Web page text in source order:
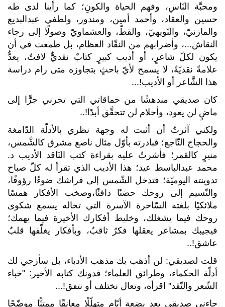
ومحبَّة النّاسِ، وفهم الحياة والكونِ؛ كما رأينا لدى طه
حسين والعقاد، وأحمد أمين، ومندور، ولطفي عبدالبديع
والمازنيّ، والنّويهيّ، والقطّ، والعشماويّ وصولًا إلى رجاء
النقاش...، وأضرابهم من النقّاد العظام، بل طمعت في أن
يكون لكلّ شاعرٍ، أو أديب كبيرٍ كتابٌ نقديٌّ لافتٌ، يعدُّ
علامةً نقديّةً، لا يسمح لأيّ باحثٍ بتجاوزه متى رام دراسة
هذا الشَّاعر أو الأديب...!
كان صديقي مندهشًا من حماقاتي التي تجرني جرًّا إلى
ماضٍ لن يعود، وأحلام لن تتحقَّق أبدًا ..!
ولكني آثرتُ أن أثبت له وجهة نظري بالأدلّة الدّامغة
والحجاج النّاجع؛ فبادرته بأوّل مثال ناصع مشرق كالشَّمس،
منيرٍ كالقمر؛ فأشرتُ عليه بقراءة كتب النّاقد الأديب د.
محمد عبدالباسط عيد؛ هذا الأديب الذي تقرأ له كلّ صباح
تدوينته اليوميّة؛ فتدخل الشّمس إلى فراشك ضوءًا رؤوفًا،
والنّسيم إلى روحك حضنًا دافئًا،وصخب الأفكار همسًا
ملائكيًا بلغته السّاحرة الآسرة التي تخاله يسمع شكوى
روحك فيما يشغلك، وخليط أفكارك الأخيرة فيما يهمك؛
فيجيبك بمشاعر يعقلها فكرٌ ثاقبٌ، وبأفكار يغلّفها قلبٌ
عاشق..!
قلت لصديقي: لن أذهب بك مذهب الأدباء، بل سأزجي لك
أدلّة الحكماء، وطرائق العلماء؛ فدونك كتابه الأخير: "خباء
الشّعر والنّقد" اقرأه، وتعال نختلف أو نتفق...!
جاءني صديقي بعد بضعة أيّام متهلّلًا معانقًا ممتنًّا موضّحًا